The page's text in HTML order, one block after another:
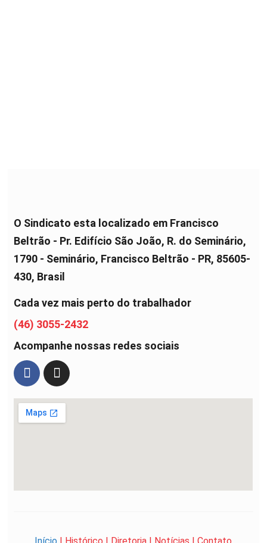
O Sindicato esta localizado em Francisco
Beltrão - Pr. Edifício São João, R. do Seminário,
1790 - Seminário, Francisco Beltrão - PR, 85605-
430, Brasil
Cada vez mais perto do trabalhador
(46) 3055-2432
Acompanhe nossas redes sociais